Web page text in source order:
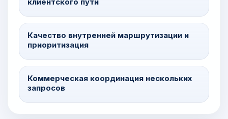
Качество внутренней маршрутизации и
приоритизация
Коммерческая координация нескольких
запросов